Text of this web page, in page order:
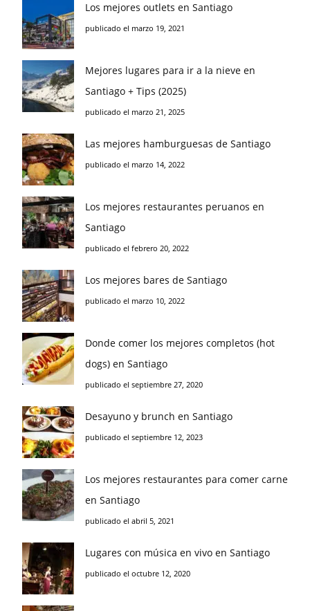
Los mejores outlets en Santiago
publicado el marzo 19, 2021
Mejores lugares para ir a la nieve en
Santiago + Tips (2025)
publicado el marzo 21, 2025
Las mejores hamburguesas de Santiago
publicado el marzo 14, 2022
Los mejores restaurantes peruanos en
Santiago
publicado el febrero 20, 2022
Los mejores bares de Santiago
publicado el marzo 10, 2022
Donde comer los mejores completos (hot
dogs) en Santiago
publicado el septiembre 27, 2020
Desayuno y brunch en Santiago
publicado el septiembre 12, 2023
Los mejores restaurantes para comer carne
en Santiago
publicado el abril 5, 2021
Lugares con música en vivo en Santiago
publicado el octubre 12, 2020